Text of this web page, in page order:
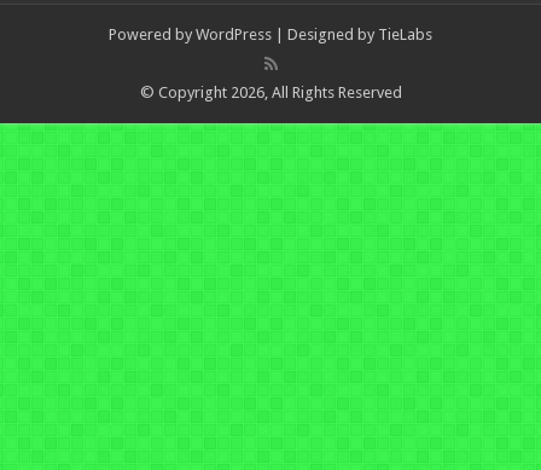
Powered by WordPress | Designed by TieLabs
© Copyright 2026, All Rights Reserved